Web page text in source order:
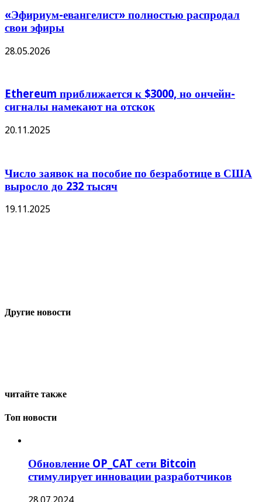
«Эфириум-евангелист» полностью распродал
свои эфиры
28.05.2026
Ethereum приближается к $3000, но ончейн-
сигналы намекают на отскок
20.11.2025
Число заявок на пособие по безработице в США
выросло до 232 тысяч
19.11.2025
Другие новости
читайте также
Топ новости
Обновление OP_CAT сети Bitcoin
стимулирует инновации разработчиков
28.07.2024